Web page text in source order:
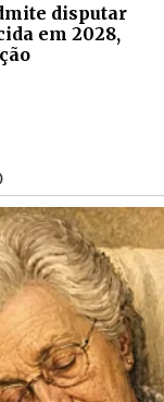
disputar
em 2028,